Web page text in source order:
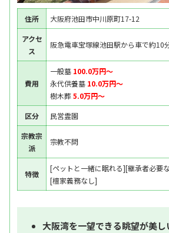
住所
大阪府池田市中川原町17-12
アクセ
ス
阪急電車宝塚線池田駅から車で約10
費用
一般墓 100.0万円〜
永代供養墓 10.0万円〜
樹木葬5.0万円〜
区分
民営霊園
宗教宗
派
宗教不問
特徴
[ペットと一緒に眠れる][継承者必要
[檀家義務なし]
大阪湾を一望できる眺望が美